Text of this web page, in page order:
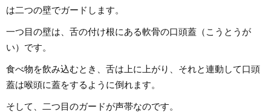
は二つの壁でガードします。
一つ目の壁は、舌の付け根にある軟骨の口頭蓋（こうとうが
い）です。
食べ物を飲み込むとき、舌は上に上がり、それと連動して口頭
蓋は喉頭に蓋をするように倒れます。
そして、二つ目のガードが声帯なのです。